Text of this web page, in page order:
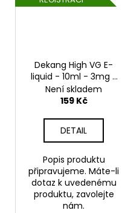
Dekang High VG E-
liquid - 10ml - 3mg -
Strawberry Pie
(Jahodový koláč)
Není skladem
159 Kč
DETAIL
Popis produktu
připravujeme. Máte-li
dotaz k uvedenému
produktu, zavolejte
nám.